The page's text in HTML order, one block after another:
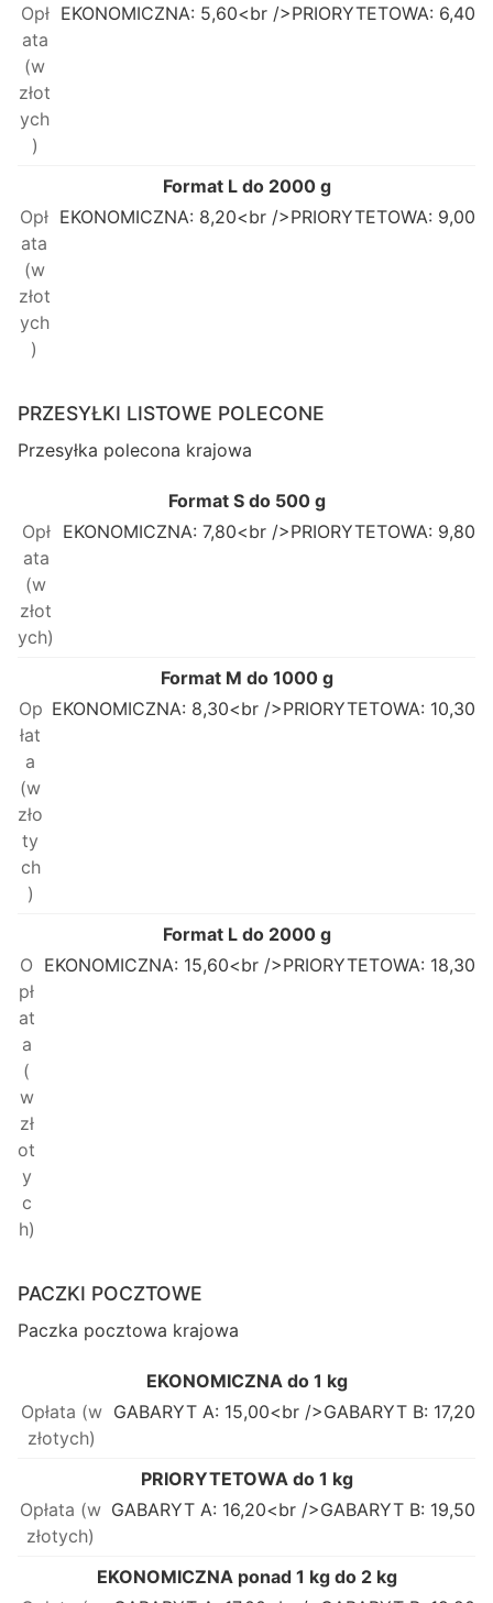
EKONOMICZNA: 5,60<br />PRIORYTETOWA: 6,40
Format L do 2000 g
EKONOMICZNA: 8,20<br />PRIORYTETOWA: 9,00
PRZESYŁKI LISTOWE POLECONE
Przesyłka polecona krajowa
Format S do 500 g
EKONOMICZNA: 7,80<br />PRIORYTETOWA: 9,80
Format M do 1000 g
EKONOMICZNA: 8,30<br />PRIORYTETOWA: 10,30
Format L do 2000 g
EKONOMICZNA: 15,60<br />PRIORYTETOWA: 18,30
PACZKI POCZTOWE
Paczka pocztowa krajowa
EKONOMICZNA do 1 kg
GABARYT A: 15,00<br />GABARYT B: 17,20
PRIORYTETOWA do 1 kg
GABARYT A: 16,20<br />GABARYT B: 19,50
EKONOMICZNA ponad 1 kg do 2 kg